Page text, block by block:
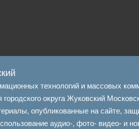
технологий и массовых
округа Жуковский
опубликованные на сайте,
аудио-, фото- видео- и